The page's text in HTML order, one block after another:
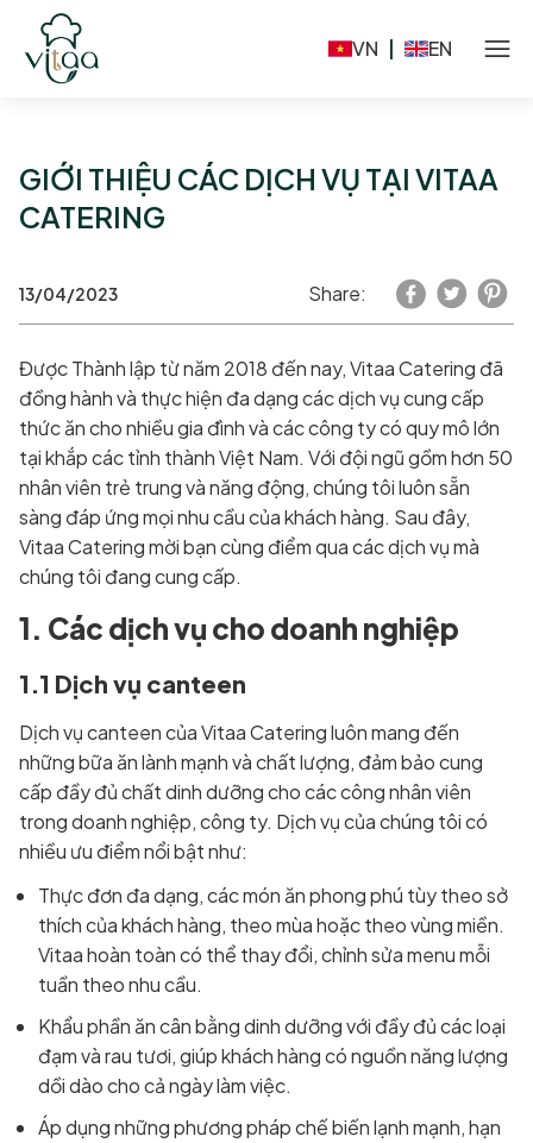
VN EN
GIỚI THIỆU CÁC DỊCH VỤ TẠI VITAA
CATERING
13/04/2023 Share:
Được Thành lập từ năm 2018 đến nay, Vitaa Catering đã
đồng hành và thực hiện đa dạng các dịch vụ cung cấp
thức ăn cho nhiều gia đình và các công ty có quy mô lớn
tại khắp các tỉnh thành Việt Nam. Với đội ngũ gồm hơn 50
nhân viên trẻ trung và năng động, chúng tôi luôn sẵn
sàng đáp ứng mọi nhu cầu của khách hàng. Sau đây,
Vitaa Catering mời bạn cùng điểm qua các dịch vụ mà
chúng tôi đang cung cấp.
1. Các dịch vụ cho doanh nghiệp
1.1 Dịch vụ canteen
Dịch vụ canteen của Vitaa Catering luôn mang đến
những bữa ăn lành mạnh và chất lượng, đảm bảo cung
cấp đầy đủ chất dinh dưỡng cho các công nhân viên
trong doanh nghiệp, công ty. Dịch vụ của chúng tôi có
nhiều ưu điểm nổi bật như:
Thực đơn đa dạng, các món ăn phong phú tùy theo sở
thích của khách hàng, theo mùa hoặc theo vùng miền.
Vitaa hoàn toàn có thể thay đổi, chỉnh sửa menu mỗi
tuần theo nhu cầu.
Khẩu phần ăn cân bằng dinh dưỡng với đầy đủ các loại
đạm và rau tươi, giúp khách hàng có nguồn năng lượng
dồi dào cho cả ngày làm việc.
Áp dụng những phương pháp chế biến lạnh mạnh, hạn